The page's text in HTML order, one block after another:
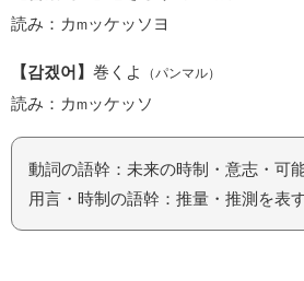
読み：カmッケッソヨ
【감겠어】 巻くよ （パンマル）
読み：カmッケッソ
動詞の語幹：未来の時制・意志・可
用言・時制の語幹：推量・推測を表